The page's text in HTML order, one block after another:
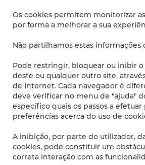
Os cookies permitem monitorizar
por forma a melhorar a sua
Não partilhamos estas informações
Pode restringir, bloquear ou inibir o
deste ou qualquer outro site,
de Internet. Cada navegador é
deve verificar no menu de "ajuda"
específico quais os passos a efetuar
preferências acerca do uso de
A inibição, por parte do utilizador,
cookies, pode constituir um
correta interação com as